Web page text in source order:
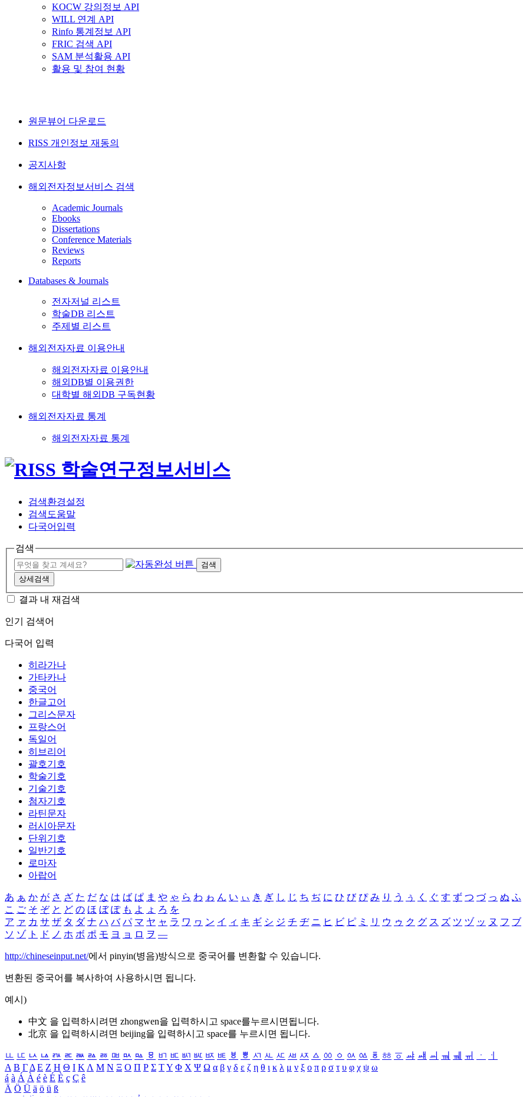
KOCW 강의정보 API
WILL 연계 API
Rinfo 통계정보 API
FRIC 검색 API
SAM 분석활용 API
활용 및 참여 현황
원문뷰어 다운로드
RISS 개인정보 재동의
공지사항
해외전자정보서비스 검색
Academic Journals
Ebooks
Dissertations
Conference Materials
Reviews
Reports
Databases & Journals
전자저널 리스트
학술DB 리스트
주제별 리스트
해외전자자료 이용안내
해외전자자료 이용안내
해외DB별 이용권한
대학별 해외DB 구독현황
해외전자자료 통계
해외전자자료 통계
검색환경설정
검색도움말
다국어입력
검색
검색
상세검색
결과 내 재검색
인기 검색어
다국어 입력
히라가나
가타카나
중국어
한글고어
그리스문자
프랑스어
독일어
히브리어
괄호기호
학술기호
기술기호
첨자기호
라틴문자
러시아문자
단위기호
일반기호
로마자
아랍어
あ ぁ か が さ ざ た だ な は ば ぱ ま や ゃ ら わ ゎ ん い ぃ き ぎ し じ ち ぢ に ひ び ぴ み り う ぅ く ぐ す ず つ づ っ ぬ ふ
こ ご そ ぞ と ど の ほ ぼ ぽ も よ ょ ろ を
ア ァ カ サ ザ タ ダ ナ ハ バ パ マ ヤ ャ ラ ワ ヮ ン イ ィ キ ギ シ ジ チ ヂ ニ ヒ ビ ピ ミ リ ウ ゥ ク グ ス ズ ツ ヅ ッ ヌ フ ブ
ソ ゾ ト ド ノ ホ ボ ポ モ ヨ ョ ロ ヲ ―
http://chineseinput.net/에서 pinyin(병음)방식으로 중국어를 변환할 수 있습니다.
변환된 중국어를 복사하여 사용하시면 됩니다.
예시)
中文 을 입력하시려면 zhongwen을 입력하시고 space를누르시면됩니다.
北京 을 입력하시려면 beijing을 입력하시고 space를 누르시면 됩니다.
ㅥ ㅦ ㅧ ㅨ ㅩ ㅪ ㅫ ㅬ ㅭ ㅮ ㅯ ㅰ ㅱ ㅲ ㅳ ㅴ ㅵ ㅶ ㅷ ㅸ ㅹ ㅺ ㅻ ㅼ ㅽ ㅾ ㅿ ㆀ ㆁ ㆂ ㆃ ㆄ ㆅ ㆆ ㆇ ㆈ ㆉ ㆊ ㆋ ㆌ ㆍ
ㆎ
Α Β ΓΔ Ε Ζ Η Θ Ι ΚΛ Μ Ν Ξ Ο Π Ρ Σ ΤΥ Φ Χ Ψ Ω α β γ δ ε ζ η θ ι κ λ μ ν ξ ο π ρ σ τ υ φ χ ψ ω
á à Á À é è É È ç Ç ê
Ä Ö Ü ä ö ü ß